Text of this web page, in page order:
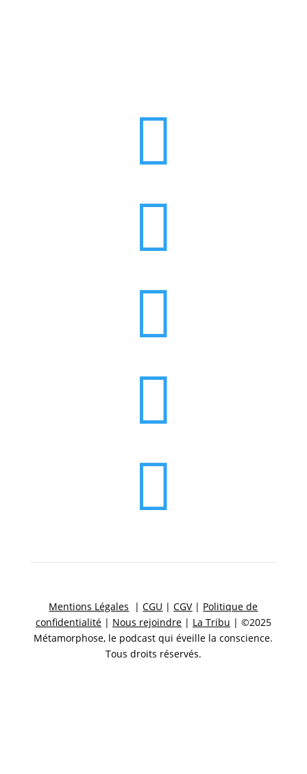





Mentions Légales | CGU |CGV| Politique de
confidentialité| Nous rejoindre| La Tribu | ©2025
Métamorphose, le podcast qui éveille la conscience.
Tous droits réservés.